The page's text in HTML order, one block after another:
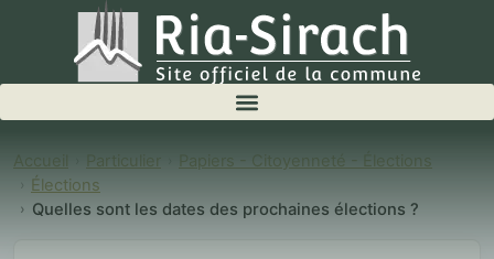
Accueil Particulier
Papiers - Citoyenneté - Élections
Élections
Quelles sont les dates des prochaines élections ?